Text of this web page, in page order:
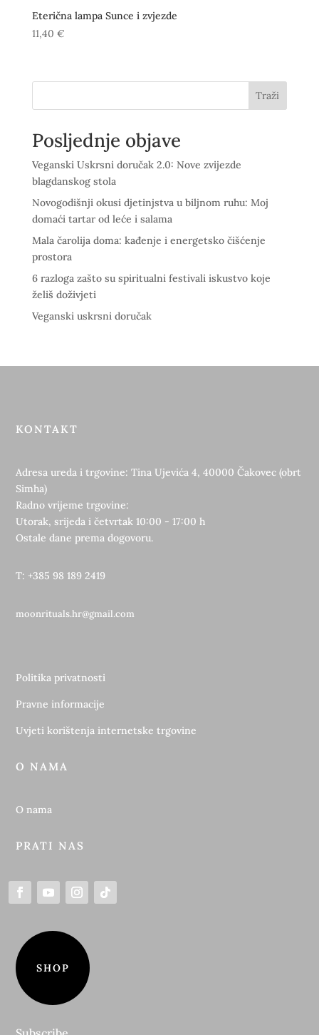
Eterična lampa Sunce i zvjezde
11,40 €
Traži
Posljednje objave
Veganski Uskrsni doručak 2.0: Nove zvijezde
blagdanskog stola
Novogodišnji okusi djetinjstva u biljnom ruhu: Moj
domaći tartar od leće i salama
Mala čarolija doma: kađenje i energetsko čišćenje
prostora
6 razloga zašto su spiritualni festivali iskustvo koje
želiš doživjeti
Veganski uskrsni doručak
KONTAKT
Adresa ureda i trgovine: Tina Ujevića 4, 40000 Čakovec (obrt
Simha)
Radno vrijeme trgovine:
Utorak, srijeda i četvrtak 10:00 - 17:00 h
Ostale dane prema dogovoru.
T: +385 98 189 2419
moonrituals.hr@gmail.com
Politika privatnosti
Pravne informacije
Uvjeti korištenja internetske trgovine
O NAMA
O nama
PRATI NAS
SHOP